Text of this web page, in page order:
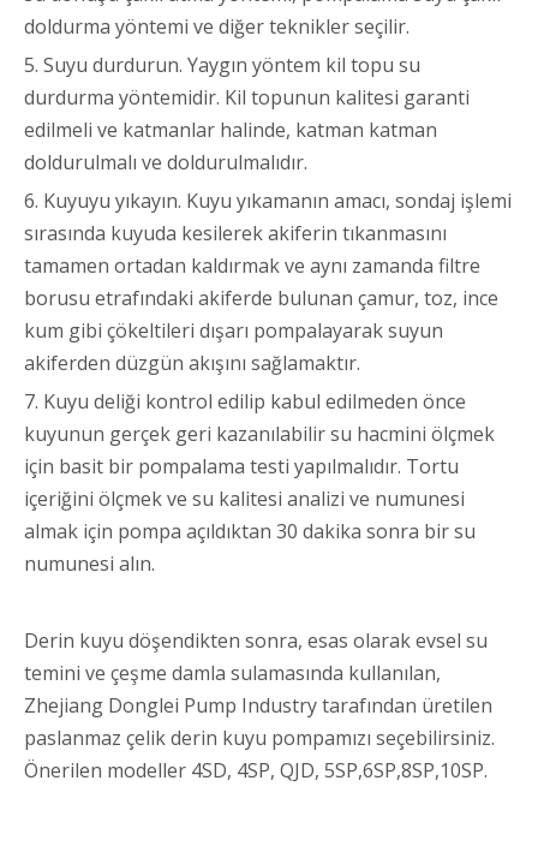
doldurma yöntemi ve diğer teknikler seçilir.
5. Suyu durdurun. Yaygın yöntem kil topu su
durdurma yöntemidir. Kil topunun kalitesi garanti
edilmeli ve katmanlar halinde, katman katman
doldurulmalı ve doldurulmalıdır.
6. Kuyuyu yıkayın. Kuyu yıkamanın amacı, sondaj işlemi
sırasında kuyuda kesilerek akiferin tıkanmasını
tamamen ortadan kaldırmak ve aynı zamanda filtre
borusu etrafındaki akiferde bulunan çamur, toz, ince
kum gibi çökeltileri dışarı pompalayarak suyun
akiferden düzgün akışını sağlamaktır.
7. Kuyu deliği kontrol edilip kabul edilmeden önce
kuyunun gerçek geri kazanılabilir su hacmini ölçmek
için basit bir pompalama testi yapılmalıdır. Tortu
içeriğini ölçmek ve su kalitesi analizi ve numunesi
almak için pompa açıldıktan 30 dakika sonra bir su
numunesi alın.
Derin kuyu döşendikten sonra, esas olarak evsel su
temini ve çeşme damla sulamasında kullanılan,
Zhejiang Donglei Pump Industry tarafından üretilen
paslanmaz çelik derin kuyu pompamızı seçebilirsiniz.
Önerilen modeller 4SD, 4SP, QJD, 5SP,6SP,8SP,10SP.